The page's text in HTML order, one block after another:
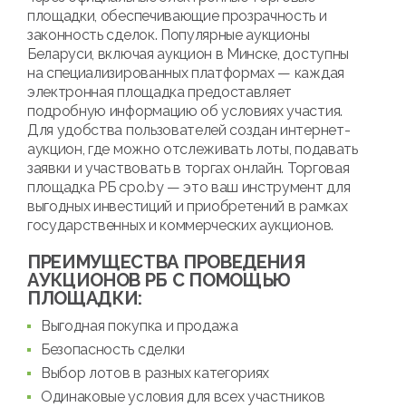
площадки, обеспечивающие прозрачность и
законность сделок. Популярные аукционы
Беларуси, включая аукцион в Минске, доступны
на специализированных платформах — каждая
электронная площадка предоставляет
подробную информацию об условиях участия.
Для удобства пользователей создан интернет-
аукцион, где можно отслеживать лоты, подавать
заявки и участвовать в торгах онлайн. Торговая
площадка РБ cpo.by — это ваш инструмент для
выгодных инвестиций и приобретений в рамках
государственных и коммерческих аукционов.
ПРЕИМУЩЕСТВА ПРОВЕДЕНИЯ
АУКЦИОНОВ РБ С ПОМОЩЬЮ
ПЛОЩАДКИ:
Выгодная покупка и продажа
Безопасность сделки
Выбор лотов в разных категориях
Одинаковые условия для всех участников